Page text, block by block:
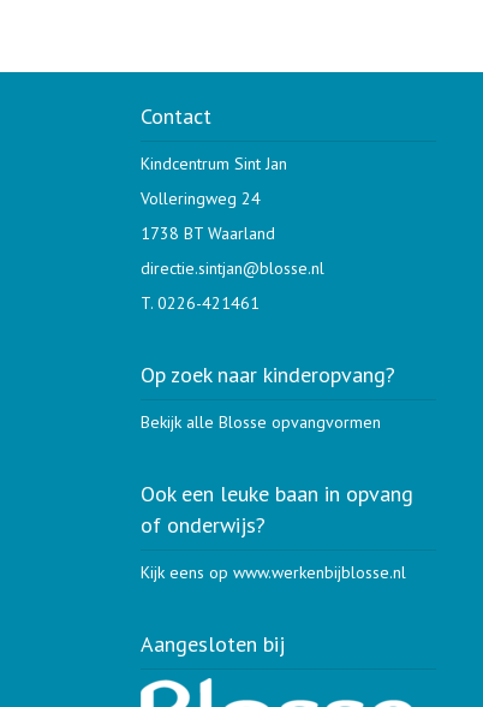
Contact
Kindcentrum Sint Jan
Volleringweg 24
1738 BT Waarland
directie.sintjan@blosse.nl
T. 0226-421461
Op zoek naar kinderopvang?
Bekijk alle Blosse opvangvormen
Ook een leuke baan in opvang
of onderwijs?
Kijk eens op www.werkenbijblosse.nl
Aangesloten bij